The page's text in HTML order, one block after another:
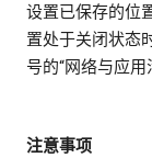
设置已保存的位
置处于关闭状态
号的“网络与应用
注意事项